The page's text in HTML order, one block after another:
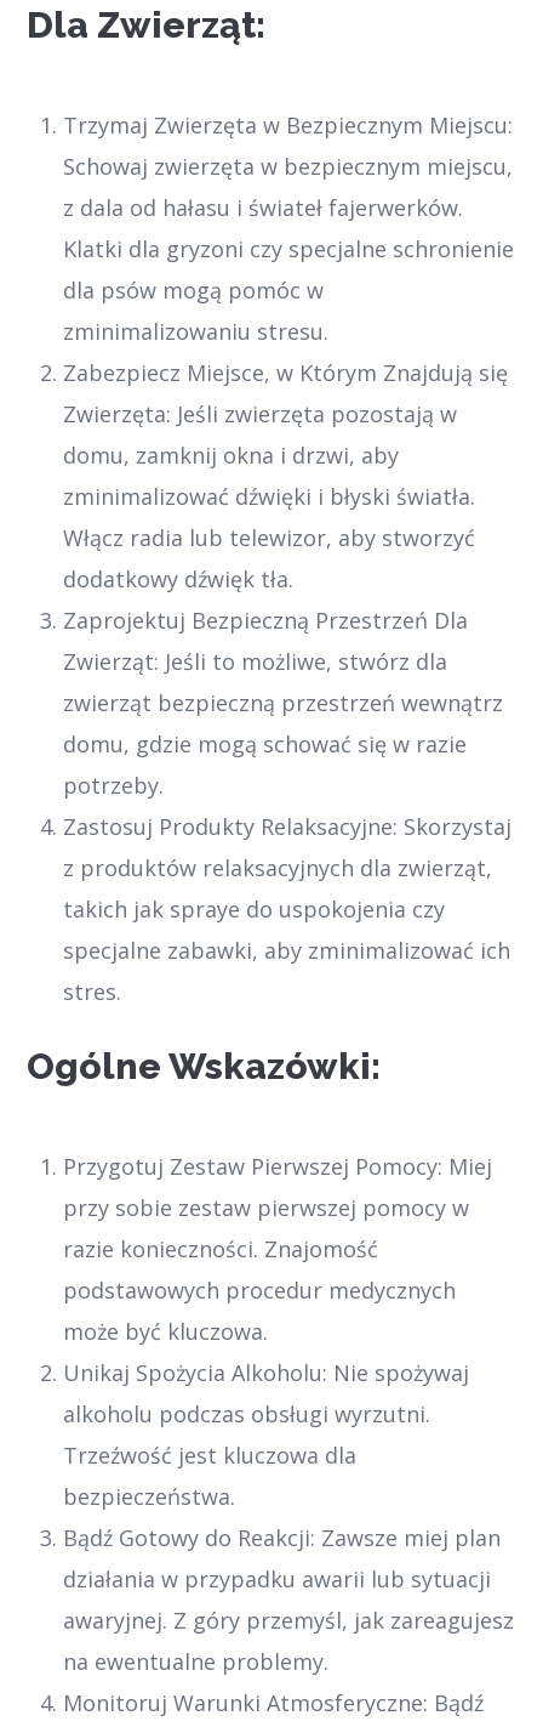
Dla Zwierząt:
Trzymaj Zwierzęta w Bezpiecznym Miejscu:
Schowaj zwierzęta w bezpiecznym miejscu,
z dala od hałasu i świateł fajerwerków.
Klatki dla gryzoni czy specjalne schronienie
dla psów mogą pomóc w
zminimalizowaniu stresu.
Zabezpiecz Miejsce, w Którym Znajdują się
Zwierzęta: Jeśli zwierzęta pozostają w
domu, zamknij okna i drzwi, aby
zminimalizować dźwięki i błyski światła.
Włącz radia lub telewizor, aby stworzyć
dodatkowy dźwięk tła.
Zaprojektuj Bezpieczną Przestrzeń Dla
Zwierząt: Jeśli to możliwe, stwórz dla
zwierząt bezpieczną przestrzeń wewnątrz
domu, gdzie mogą schować się w razie
potrzeby.
Zastosuj Produkty Relaksacyjne: Skorzystaj
z produktów relaksacyjnych dla zwierząt,
takich jak spraye do uspokojenia czy
specjalne zabawki, aby zminimalizować ich
stres.
Ogólne Wskazówki:
Przygotuj Zestaw Pierwszej Pomocy: Miej
przy sobie zestaw pierwszej pomocy w
razie konieczności. Znajomość
podstawowych procedur medycznych
może być kluczowa.
Unikaj Spożycia Alkoholu: Nie spożywaj
alkoholu podczas obsługi wyrzutni.
Trzeźwość jest kluczowa dla
bezpieczeństwa.
Bądź Gotowy do Reakcji: Zawsze miej plan
działania w przypadku awarii lub sytuacji
awaryjnej. Z góry przemyśl, jak zareagujesz
na ewentualne problemy.
Monitoruj Warunki Atmosferyczne: Bądź